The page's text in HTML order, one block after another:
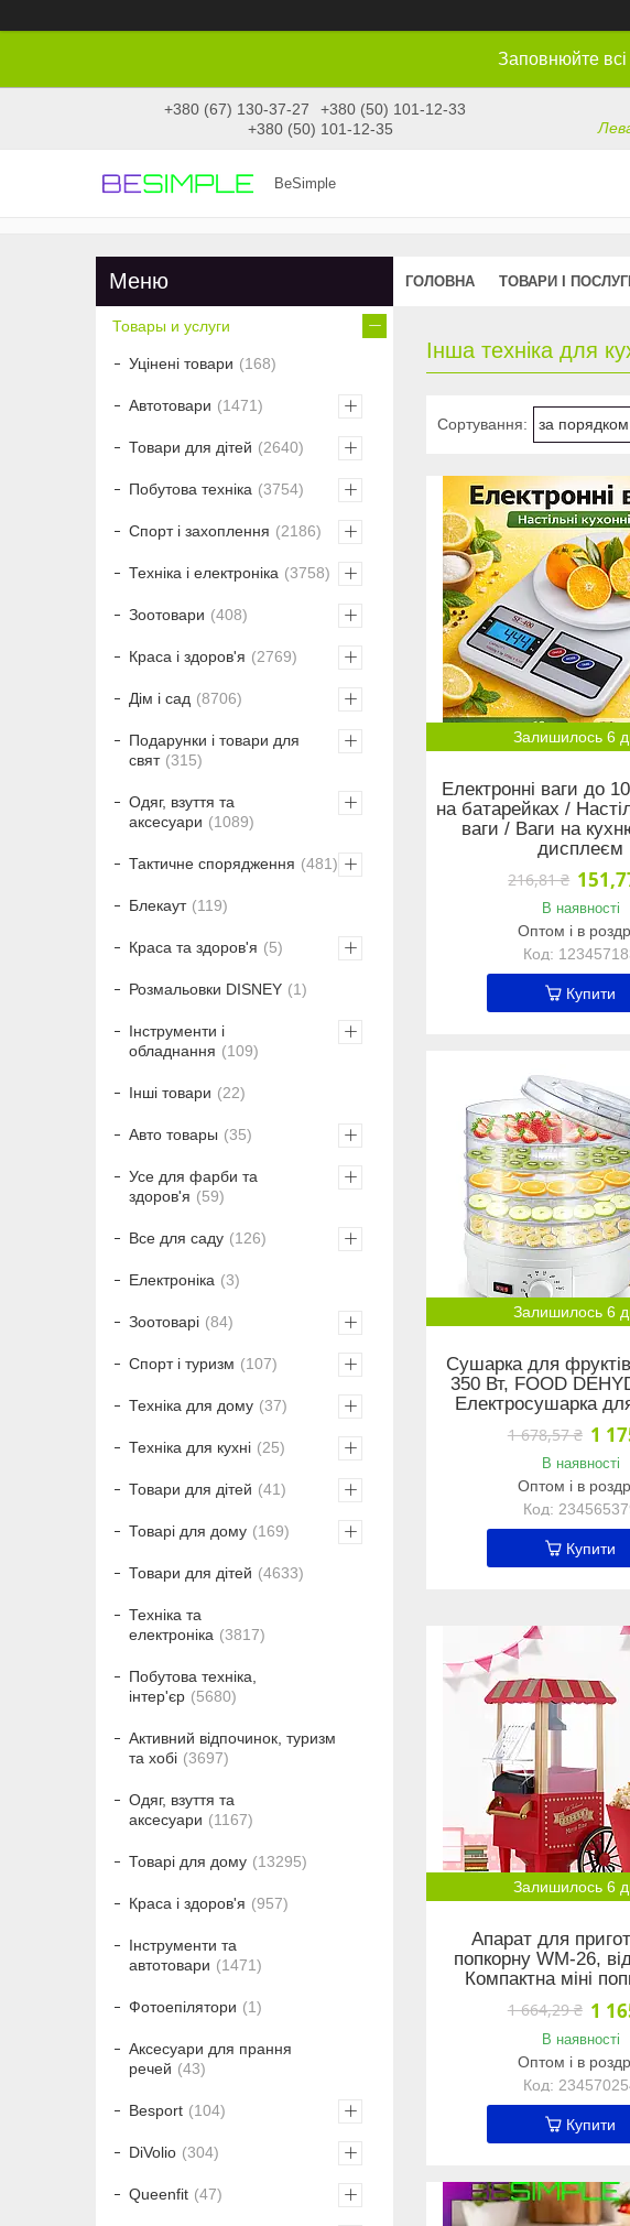
Заповнюйте всі
+380 (67) 130-37-27
+380 (50) 101-12-33
+380 (50) 101-12-35
BeSimple
ГОЛОВНА ТОВАРИ І
Інша техніка для
Залишилось 6
Електронні ваги до
на батарейках /
ваги / Ваги на
дисплеєм
216,81 ₴
В наявності
Оптом і в
Купити
Залишилось 6
Сушарка для
350 Вт, FOOD
Електросушарка
1 678,57 ₴ 1
В наявності
Оптом і в
Купити
Залишилось 6
Апарат для
попкорну WM-26,
Компактна міні
1 664,29 ₴ 1
В наявності
Оптом і в
Купити
Товары и услуги
Уцінені товари 168
Автотовари 1471
Товари для дітей 2640
Побутова техніка 3754
Спорт і захоплення 2186
Техніка і електроніка 3758
Зоотовари 408
Краса і здоров'я 2769
Дім і сад 8706
Подарунки і товари для
свят
315
Одяг, взуття та
аксесуари
1089
Тактичне спорядження 481
Блекаут 119
Краса та здоров'я 5
Розмальовки DISNEY 1
Інструменти і
обладнання
109
Інші товари 22
Авто товары 35
Усе для фарби та
здоров'я
59
Все для саду 126
Електроніка 3
Зоотоварі 84
Спорт і туризм 107
Техніка для дому 37
Техніка для кухні 25
Товари для дітей 41
Товарі для дому 169
Товари для дітей 4633
Техніка та
електроніка
3817
Побутова техніка,
інтер'єр
5680
Активний відпочинок, туризм
та хобі
3697
Одяг, взуття та
аксесуари
1167
Товарі для дому 13295
Краса і здоров'я 957
Інструменти та
автотовари
1471
Фотоепілятори 1
Аксесуари для прання
речей
43
Besport 104
DiVolio 304
Queenfit 47